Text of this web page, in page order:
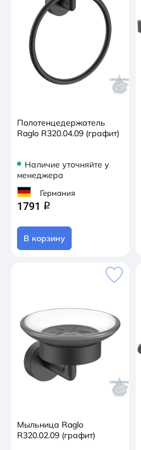
Полотенцедержатель
Raglo R320.04.09 (графит)
Наличие уточняйте у
менеджера
Германия
1791 q
В корзину
Мыльница Raglo
R320.02.09 (графит)